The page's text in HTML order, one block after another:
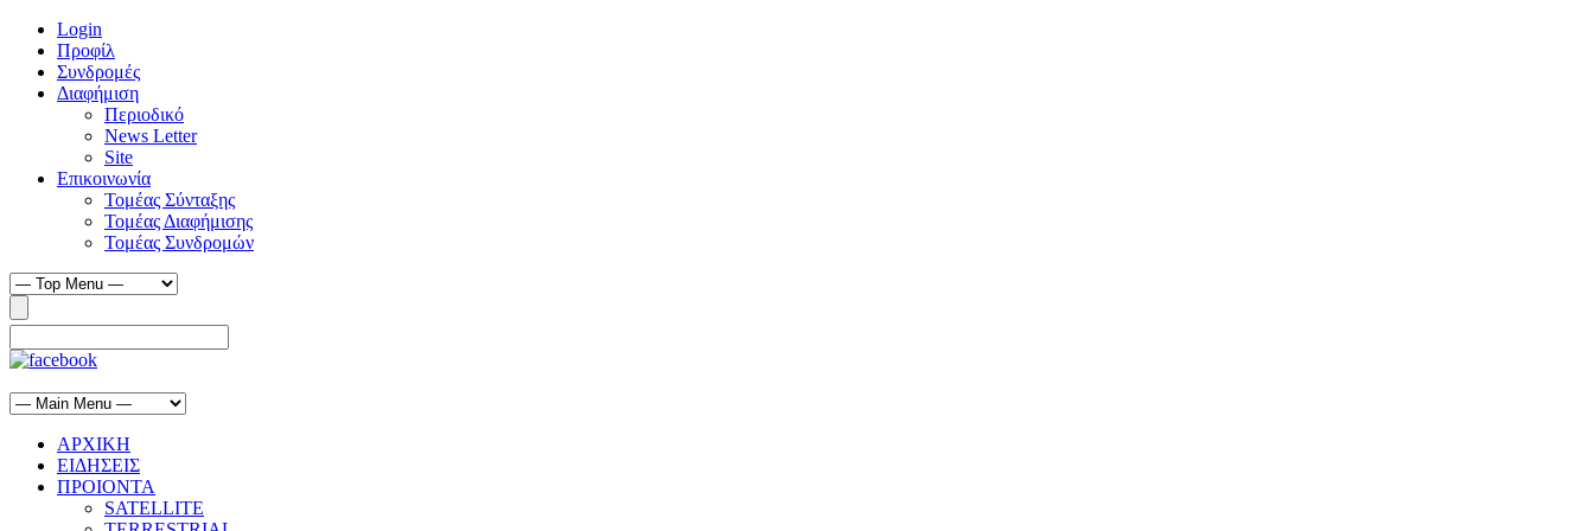
Login
Προφίλ
Συνδρομές
Διαφήμιση
Περιοδικό
News Letter
Site
Επικοινωνία
Τομέας Σύνταξης
Τομέας Διαφήμισης
Τομέας Συνδρομών
ΑΡΧΙΚΗ
ΕΙΔΗΣΕΙΣ
ΠΡΟΙΟΝΤΑ
SATELLITE